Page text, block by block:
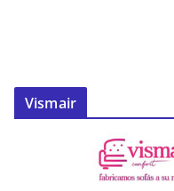
Vismair